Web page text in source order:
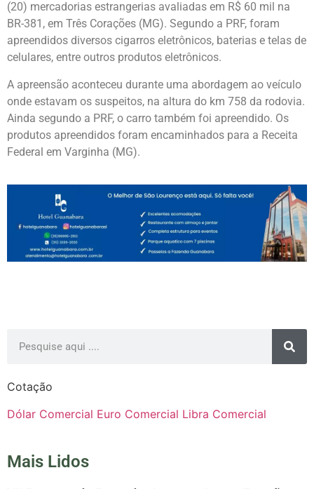
(20) mercadorias estrangerias avaliadas em R$ 60 mil na
BR-381, em Três Corações (MG). Segundo a PRF, foram
apreendidos diversos cigarros eletrônicos, baterias e telas de
celulares, entre outros produtos eletrônicos.
A apreensão aconteceu durante uma abordagem ao veículo
onde estavam os suspeitos, na altura do km 758 da rodovia.
Ainda segundo a PRF, o carro também foi apreendido. Os
produtos apreendidos foram encaminhados para a Receita
Federal em Varginha (MG).
Cotação
Dólar Comercial Euro Comercial Libra Comercial
Mais Lidos